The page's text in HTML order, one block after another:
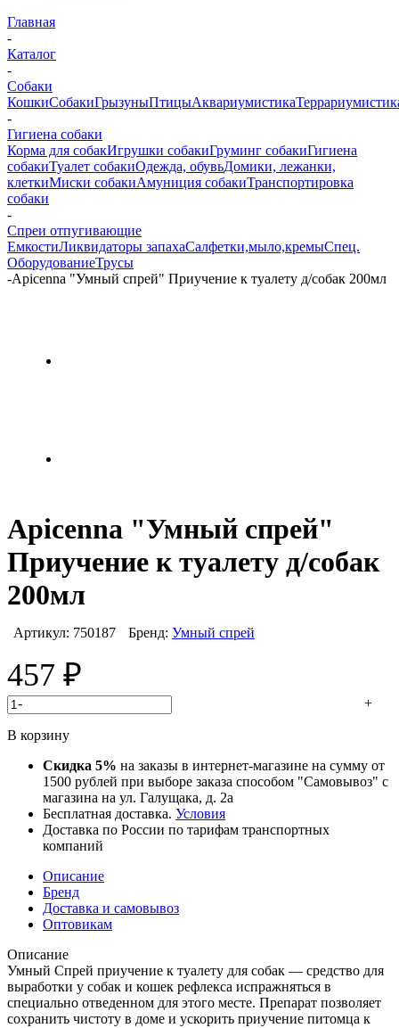
Главная
-
Каталог
-
Собаки
КошкиСобакиГрызуныПтицыАквариумистика
-
Гигиена собаки
Корма для собакИгрушки собакиГруминг собакиГигиена
собакиТуалет собакиОдежда, обувьДомики, лежанки,
клеткиМиски собакиАмуниция собакиТранспортировка
собаки
-
Спреи отпугивающие
ЕмкостиЛиквидаторы запахаСалфетки,мыло,кремыСпец.
ОборудованиеТрусы
-Apicenna "Умный спрей" Приучение к туалету д/собак 200мл
Apicenna "Умный спрей"
Приучение к туалету д/собак
200мл
Артикул: 750187 Бренд: Умный спрей
457 ₽
- +
В корзину
Скидка 5% на заказы в интернет-магазине на сумму от
1500 рублей при выборе заказа способом "Самовывоз" с
магазина на ул. Галущака, д. 2а
Бесплатная доставка. Условия
Доставка по России по тарифам транспортных
компаний
Описание
Бренд
Доставка и самовывоз
Оптовикам
Описание
Умный Спрей приучение к туалету для собак — средство для
выработки у собак и кошек рефлекса испражняться в
специально отведенном для этого месте. Препарат позволяет
сохранить чистоту в доме и ускорить приучение питомца к